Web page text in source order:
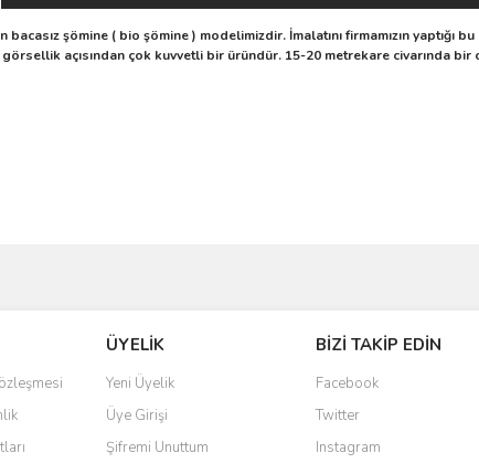
şömine ( bio şömine ) modelimizdir. İmalatını firmamızın
görsellik açısından çok kuvvetli bir üründür. 15-20 metrekare civarında
ÜYELİK
Yeni Üyelik
Üye Girişi
Şifremi Unuttum
BİZİ TAKİP EDİN
Facebook
Twitter
Instagram